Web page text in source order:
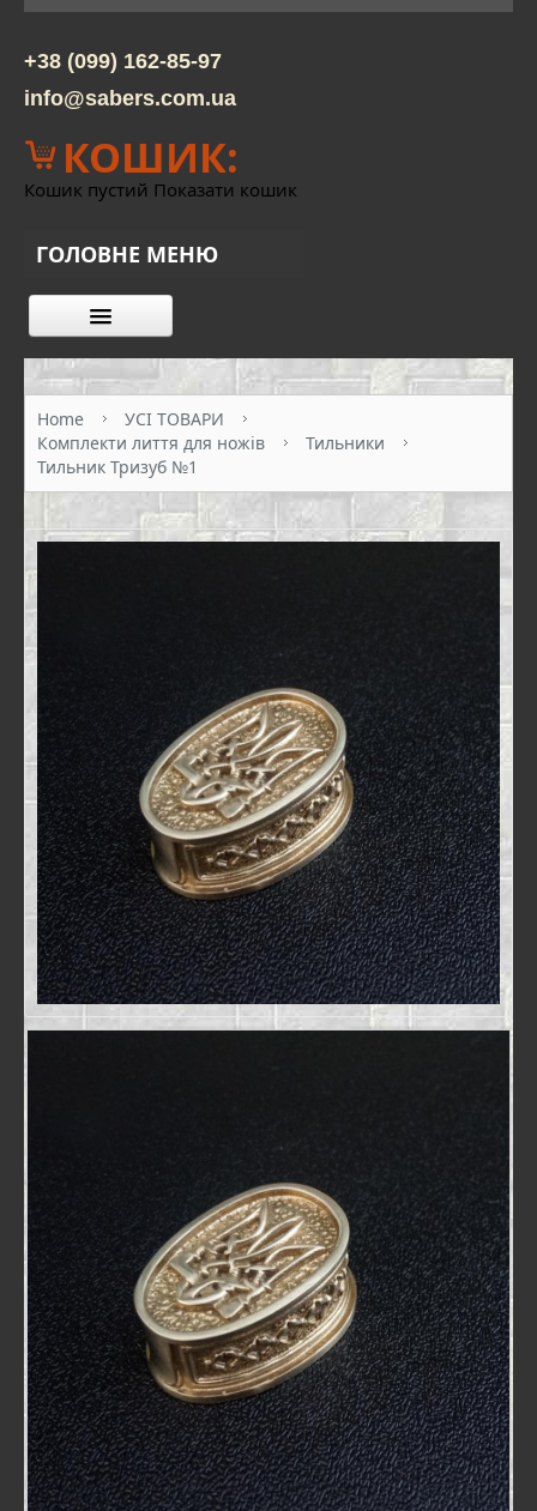
+38 (099) 162-85-97
info@sabers.com.ua
КОШИК:
Кошик пустий Показати кошик
ГОЛОВНЕ МЕНЮ
КАТАЛОГ ТОВАРІВ
КОНТАКТИ
ОПЛАТА ТА ДОСТАВКА
Home
УСІ ТОВАРИ
Комплекти лиття для ножів
Тильники
Тильник Тризуб №1